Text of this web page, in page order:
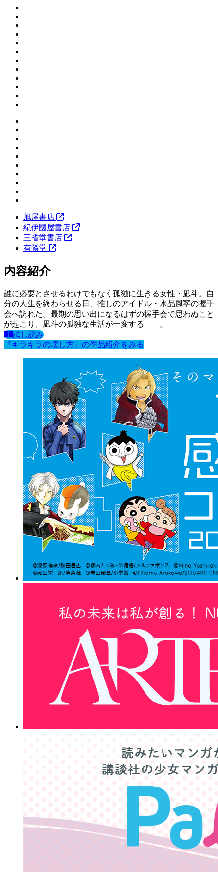
旭屋書店
紀伊國屋書店
三省堂書店
有隣堂
内容紹介
誰に必要とさせるわけでもなく孤独に生きる女性・凪斗。自
分の人生を終わらせる日、推しのアイドル・水品風寧の握手
会へ訪れた。最期の思い出になるはずの握手会で思わぬこと
が起こり、凪斗の孤独な生活が一変する――。
試し読み
『キラキラの壊し方』の作品紹介をみる